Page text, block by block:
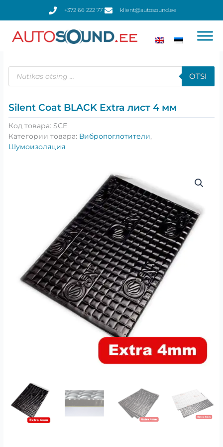
+372 66 222 77 klient@autosound.ee
Поиск
товаров
OTSI
Silent Coat BLACK Extra лист 4 мм
Код товара: SCE
Категории товара: Вибропоглотители,
Шумоизоляция